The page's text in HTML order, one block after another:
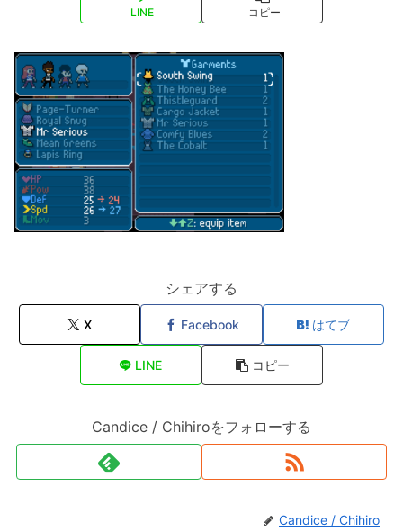
LINE コピー
シェアする
X Facebook はてブ
LINE コピー
Candice / Chihiroをフォローする
Candice / Chihiro